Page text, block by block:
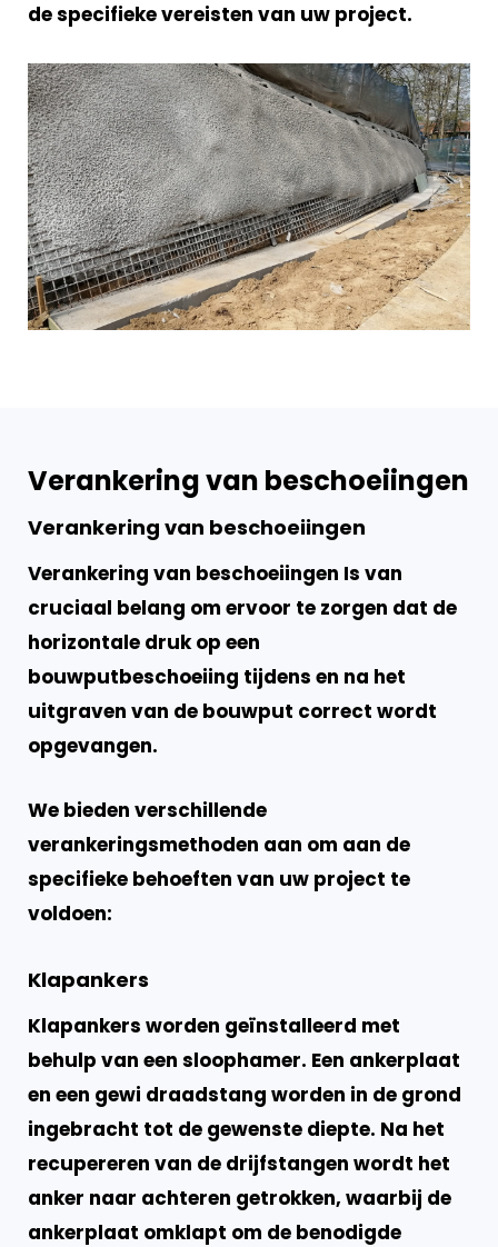
de specifieke vereisten van uw project.
Verankering van beschoeiingen
Verankering van beschoeiingen
Verankering van beschoeiingen Is van
cruciaal belang om ervoor te zorgen dat de
horizontale druk op een
bouwputbeschoeiing tijdens en na het
uitgraven van de bouwput correct wordt
opgevangen.
We bieden verschillende
verankeringsmethoden aan om aan de
specifieke behoeften van uw project te
voldoen:
Klapankers
Klapankers worden geïnstalleerd met
behulp van een sloophamer. Een ankerplaat
en een gewi draadstang worden in de grond
ingebracht tot de gewenste diepte. Na het
recupereren van de drijfstangen wordt het
anker naar achteren getrokken, waarbij de
ankerplaat omklapt om de benodigde